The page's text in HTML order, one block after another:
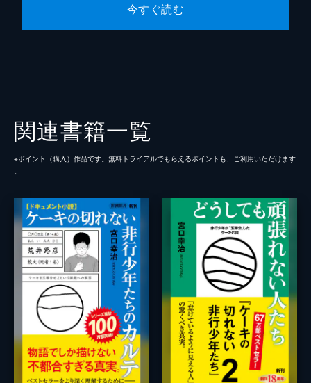
今すぐ読む
関連書籍一覧
※ポイント（購⼊）作品です。無料トライアルでもらえるポイントも、ご利⽤いただけます
。